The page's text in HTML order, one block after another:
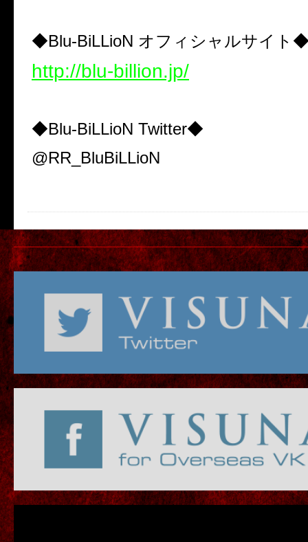
◆Blu-BiLLioN オフィシャルサイト
http://blu-billion.jp/
◆Blu-BiLLioN Twitter◆
@RR_BluBiLLioN